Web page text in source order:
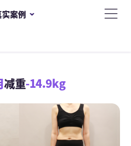
案例
减重-14.9kg